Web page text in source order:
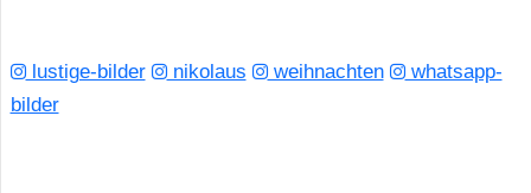
lustige-bilder nikolaus weihnachten
whatsapp-
bilder